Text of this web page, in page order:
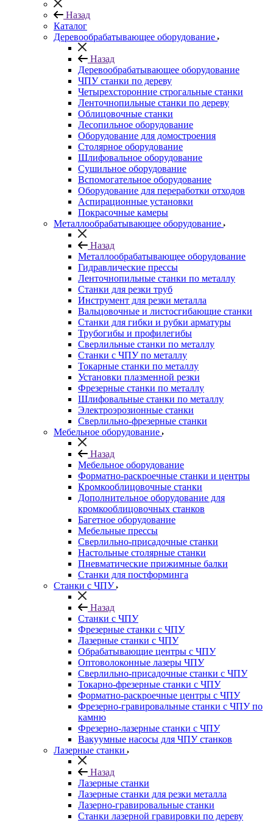
Назад
Каталог
Деревообрабатывающее оборудование
Назад
Деревообрабатывающее оборудование
ЧПУ станки по дереву
Четырехсторонние строгальные станки
Ленточнопильные станки по дереву
Облицовочные станки
Лесопильное оборудование
Оборудование для домостроения
Столярное оборудование
Шлифовальное оборудование
Сушильное оборудование
Вспомогательное оборудование
Оборудование для переработки отходов
Аспирационные установки
Покрасочные камеры
Металлообрабатывающее оборудование
Назад
Металлообрабатывающее оборудование
Гидравлические прессы
Ленточнопильные станки по металлу
Станки для резки труб
Инструмент для резки металла
Вальцовочные и листосгибающие станки
Станки для гибки и рубки арматуры
Трубогибы и профилегибы
Сверлильные станки по металлу
Станки с ЧПУ по металлу
Токарные станки по металлу
Установки плазменной резки
Фрезерные станки по металлу
Шлифовальные станки по металлу
Электроэрозионные станки
Сверлильно-фрезерные станки
Мебельное оборудование
Назад
Мебельное оборудование
Форматно-раскроечные станки и центры
Кромкооблицовочные станки
Дополнительное оборудование для
кромкооблицовочных станков
Багетное оборудование
Мебельные прессы
Сверлильно-присадочные станки
Настольные столярные станки
Пневматические прижимные балки
Станки для постформинга
Станки с ЧПУ
Назад
Станки с ЧПУ
Фрезерные станки с ЧПУ
Лазерные станки с ЧПУ
Обрабатывающие центры с ЧПУ
Оптоволоконные лазеры ЧПУ
Сверлильно-присадочные станки с ЧПУ
Токарно-фрезерные станки с ЧПУ
Форматно-раскроечные центры с ЧПУ
Фрезерно-гравировальные станки с ЧПУ по
камню
Фрезерно-лазерные станки с ЧПУ
Вакуумные насосы для ЧПУ станков
Лазерные станки
Назад
Лазерные станки
Лазерные станки для резки металла
Лазерно-гравировальные станки
Станки лазерной гравировки по дереву